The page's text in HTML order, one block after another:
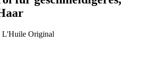
L'Huile Original